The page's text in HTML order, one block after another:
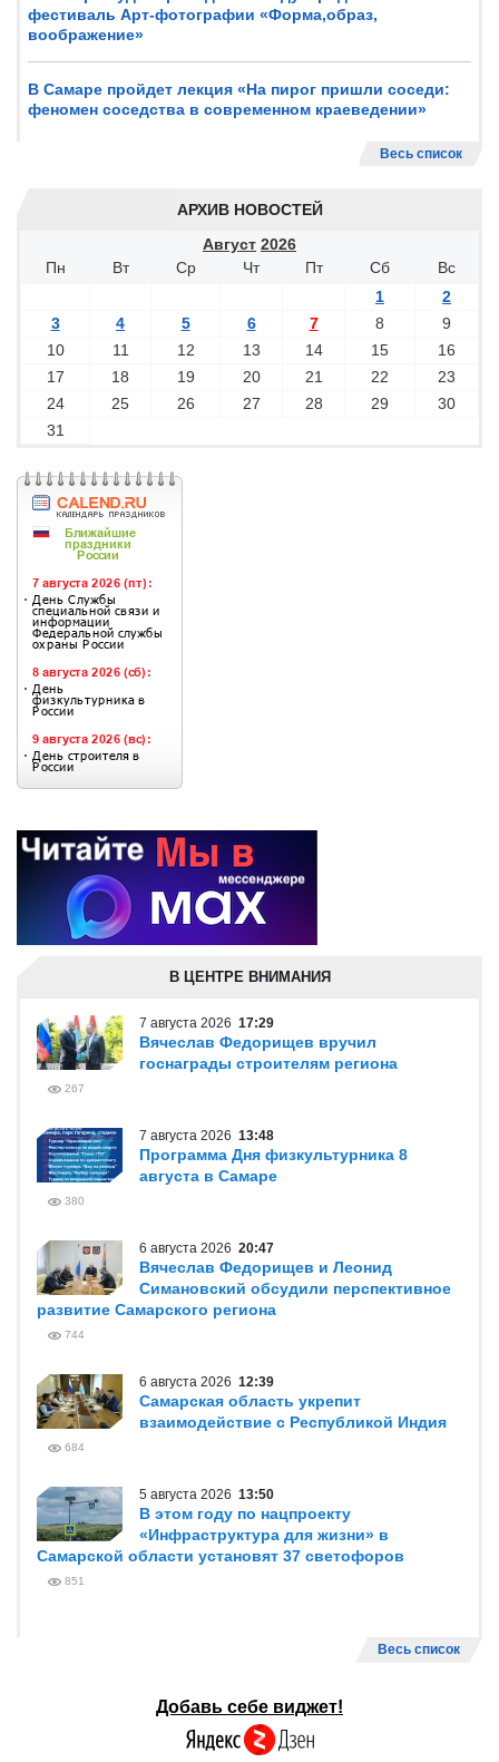
фестиваль Арт-фотографии «Форма,образ,
воображение»
В Самаре пройдет лекция «На пирог пришли соседи:
феномен соседства в современном краеведении»
Весь список
АРХИВ НОВОСТЕЙ
Август 2026
Пн
Вт Ср Чт Пт Сб
Вс
1
2
3
4 5 6 7 8
9
10
11 12 13 14 15
16
17
18 19 20 21 22
23
24
25 26 27 28 29
30
31
В ЦЕНТРЕ ВНИМАНИЯ
7 августа 2026 17:29
Вячеслав Федорищев вручил
госнаграды строителям региона
267
7 августа 2026 13:48
Программа Дня физкультурника 8
августа в Самаре
380
6 августа 2026 20:47
Вячеслав Федорищев и Леонид
Симановский обсудили перспективное
развитие Самарского региона
744
6 августа 2026 12:39
Самарская область укрепит
взаимодействие с Республикой Индия
684
5 августа 2026 13:50
В этом году по нацпроекту
«Инфраструктура для жизни» в
Самарской области установят 37 светофоров
851
Весь список
Добавь себе виджет!